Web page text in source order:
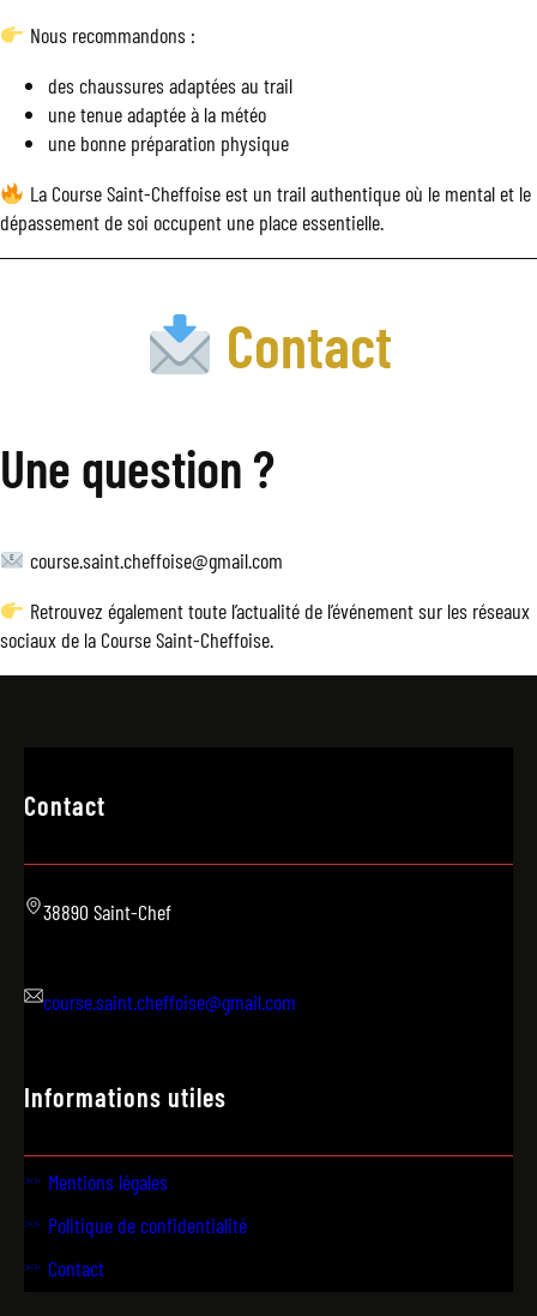
Nous recommandons :
des chaussures adaptées au trail
une tenue adaptée à la météo
une bonne préparation physique
La Course Saint-Cheffoise est un trail authentique où le mental et le
dépassement de soi occupent une place essentielle.
Contact
Une question ?
course.saint.cheffoise@gmail.com
Retrouvez également toute l’actualité de l’événement sur les réseaux
sociaux de la Course Saint-Cheffoise.
Contact
38890 Saint-Chef
course.saint.cheffoise@gmail.com
Informations utiles
Mentions légales
Politique de confidentialité
Contact